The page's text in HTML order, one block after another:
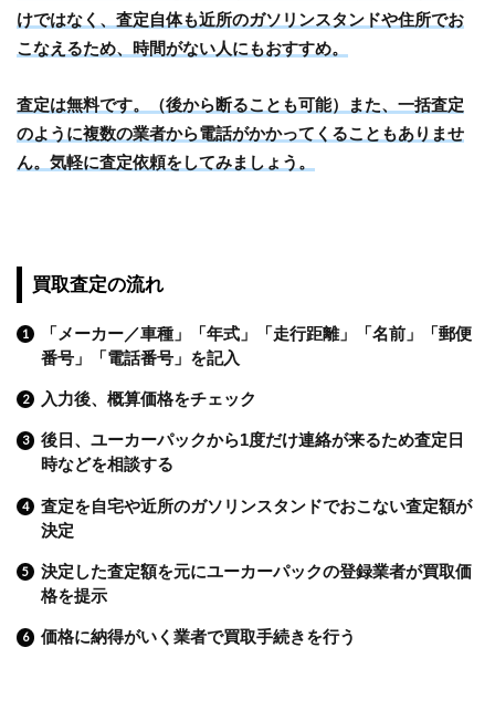
けではなく、査定自体も近所のガソリンスタンドや住所でお
こなえるため、時間がない人にもおすすめ。
査定は無料です。（後から断ることも可能）また、一括査定
のように複数の業者から電話がかかってくることもありませ
ん。気軽に査定依頼をしてみましょう。
買取査定の流れ
「メーカー／車種」「年式」「走行距離」「名前」「郵便
番号」「電話番号」を記入
入力後、概算価格をチェック
後日、ユーカーパックから1度だけ連絡が来るため査定日
時などを相談する
査定を自宅や近所のガソリンスタンドでおこない査定額が
決定
決定した査定額を元にユーカーパックの登録業者が買取価
格を提示
価格に納得がいく業者で買取手続きを行う